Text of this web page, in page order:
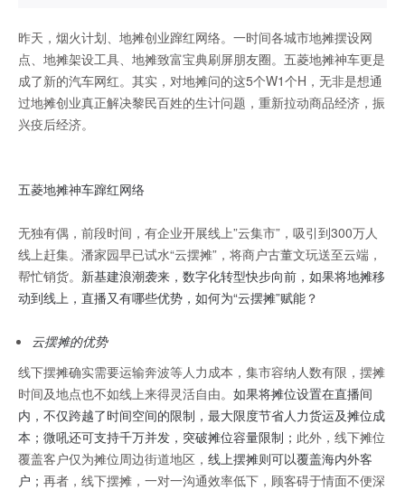
昨天，烟火计划、地摊创业蹿红网络。一时间各城市地摊摆设网
点、地摊架设工具、地摊致富宝典刷屏朋友圈。五菱地摊神车更是
成了新的汽车网红。其实，对地摊问的这5个W1个H，无非是想通
过地摊创业真正解决黎民百姓的生计问题，重新拉动商品经济，振
兴疫后经济。
五菱地摊神车蹿红网络
无独有偶，前段时间，有企业开展线上”云集市”，吸引到300万人
线上赶集。潘家园早已试水“云摆摊”，将商户古董文玩送至云端，
帮忙销货。 新基建浪潮袭来，数字化转型快步向前，如果将地摊移
动到线上，直播又有哪些优势，如何为“云摆摊”赋能？
云摆摊的优势
线下摆摊确实需要运输奔波等人力成本，集市容纳人数有限，摆摊
时间及地点也不如线上来得灵活自由。 如果将摊位设置在直播间
内，不仅跨越了时间空间的限制，最大限度节省人力货运及摊位成
本；微吼还可支持千万并发，突破摊位容量限制； 此外，线下摊位
覆盖客户仅为摊位周边街道地区， 线上摆摊则可以覆盖海内外客
户； 再者，线下摆摊，一对一沟通效率低下，顾客碍于情面不便深